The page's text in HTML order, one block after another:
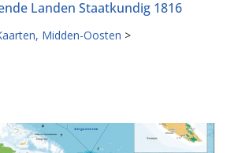
Landen Staatkundig 1816
Midden-Oosten >